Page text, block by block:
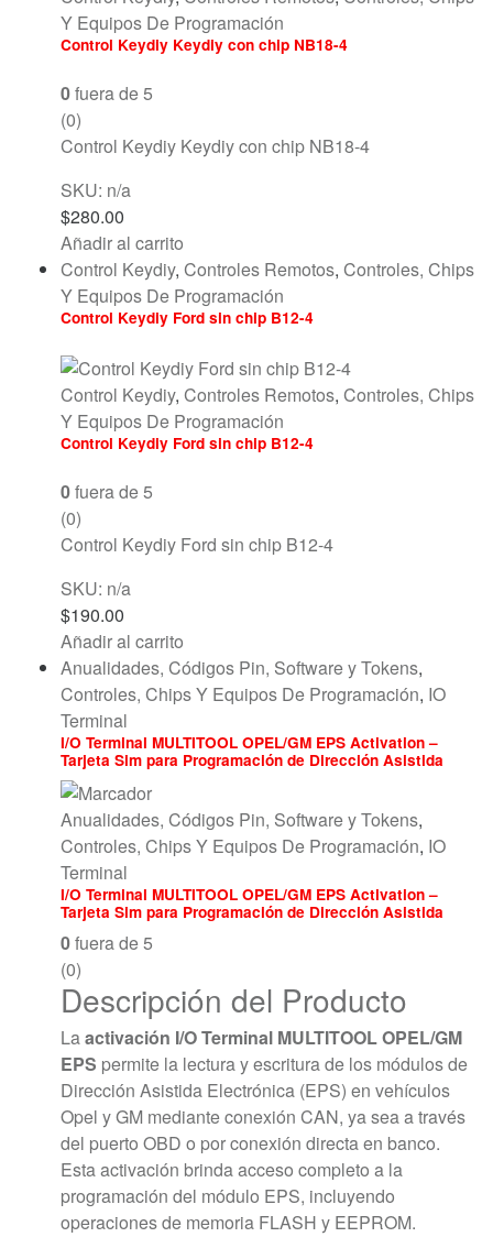
Y Equipos De Programación
Control Keydiy Keydiy con chip NB18-4
0fuera de 5
(0)
Control Keydiy Keydiy con chip NB18-4
SKU: n/a
$280.00
Añadir al carrito
Control Keydiy, Controles Remotos, Controles, Chips
Y Equipos De Programación
Control Keydiy Ford sin chip B12-4
Control Keydiy, Controles Remotos, Controles, Chips
Y Equipos De Programación
Control Keydiy Ford sin chip B12-4
0fuera de 5
(0)
Control Keydiy Ford sin chip B12-4
SKU: n/a
$190.00
Añadir al carrito
Anualidades, Códigos Pin, Software y Tokens,
Controles, Chips Y Equipos De Programación, IO
Terminal
I/O Terminal MULTITOOL OPEL/GM EPS Activation –
Tarjeta Sim para Programación de Dirección Asistida
Electrónica
Anualidades, Códigos Pin, Software y Tokens,
Controles, Chips Y Equipos De Programación, IO
Terminal
I/O Terminal MULTITOOL OPEL/GM EPS Activation –
Tarjeta Sim para Programación de Dirección Asistida
0fuera de 5
(0)
Descripción del Producto
Laactivación I/O Terminal MULTITOOL OPEL/GM
EPS permite la lectura y escritura de los módulos de
Dirección Asistida Electrónica (EPS) en vehículos
Opel y GM mediante conexión CAN, ya sea a través
del puerto OBD o por conexión directa en banco.
Esta activación brinda acceso completo a la
programación del módulo EPS, incluyendo
operaciones de memoria FLASH y EEPROM.